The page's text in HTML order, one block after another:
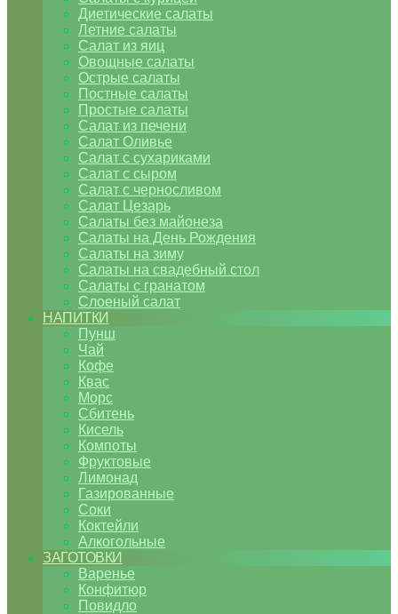
Диетические салаты
Летние салаты
Салат из яиц
Овощные салаты
Острые салаты
Постные салаты
Простые салаты
Салат из печени
Салат Оливье
Салат с сухариками
Салат с сыром
Салат с черносливом
Салат Цезарь
Салаты без майонеза
Салаты на День Рождения
Салаты на зиму
Салаты на свадебный стол
Салаты с гранатом
Слоеный салат
НАПИТКИ
Пунш
Чай
Кофе
Квас
Морс
Сбитень
Кисель
Компоты
Фруктовые
Лимонад
Газированные
Соки
Коктейли
Алкогольные
ЗАГОТОВКИ
Варенье
Конфитюр
Повидло